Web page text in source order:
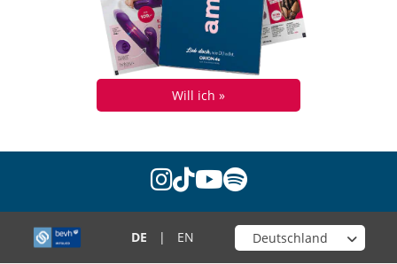
Will ich »
instagram
tiktok
youtube
spotify
DE | EN Wähle deinen Shop